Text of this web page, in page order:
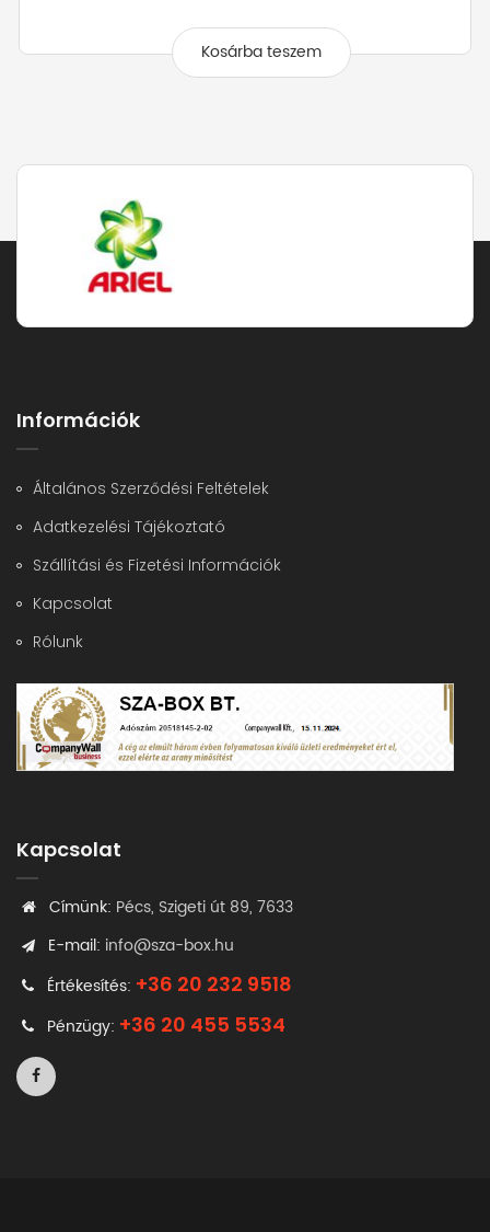
Kosárba teszem
Információk
Általános Szerződési Feltételek
Adatkezelési Tájékoztató
Szállítási és Fizetési Információk
Kapcsolat
Rólunk
Kapcsolat
Címünk: Pécs, Szigeti út 89, 7633
E-mail: info@sza-box.hu
Értékesítés: +36 20 232 9518
Pénzügy: +36 20 455 5534